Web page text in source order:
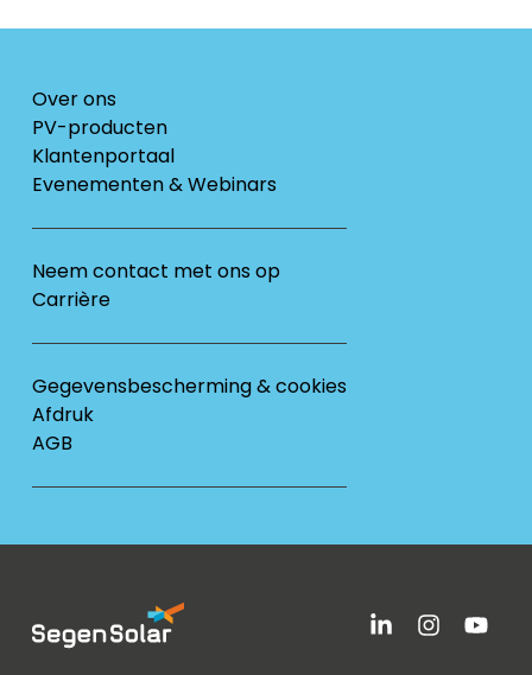
Over ons
PV-producten
Klantenportaal
Evenementen & Webinars
Neem contact met ons op
Carrière
Gegevensbescherming & cookies
Afdruk
AGB